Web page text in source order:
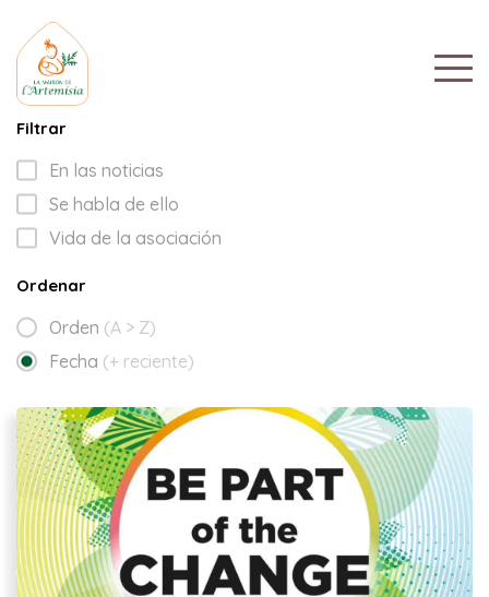
Filtrar
En las noticias
Se habla de ello
Vida de la asociación
Ordenar
Orden (A > Z)
Fecha (+ reciente)